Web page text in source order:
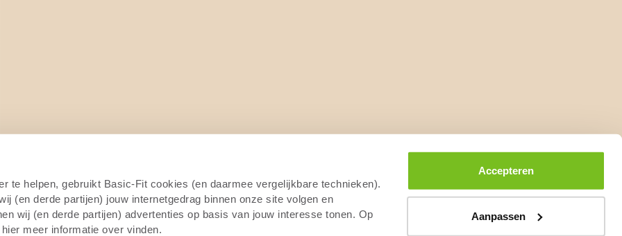
te helpen, gebruikt Basic-Fit cookies (en daarmee vergelijkbare technieken).
(en derde partijen) jouw internetgedrag binnen onze site volgen en
wij (en derde partijen) advertenties op basis van jouw interesse tonen. Op
meer informatie over vinden.
Accepteren
Aanpassen